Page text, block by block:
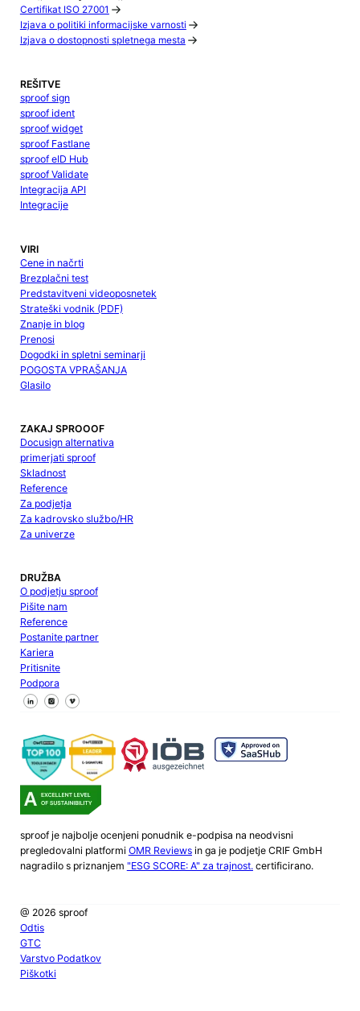
Certifikat ISO 27001
Izjava o politiki informacijske varnosti
Izjava o dostopnosti spletnega mesta
REŠITVE
sproof sign
sproof ident
sproof widget
sproof Fastlane
sproof eID Hub
sproof Validate
Integracija API
Integracije
VIRI
Cene in načrti
Brezplačni test
Predstavitveni videoposnetek
Strateški vodnik (PDF)
Znanje in blog
Prenosi
Dogodki in spletni seminarji
POGOSTA VPRAŠANJA
Glasilo
ZAKAJ SPROOOF
Docusign alternativa
primerjati sproof
Skladnost
Reference
Za podjetja
Za kadrovsko službo/HR
Za univerze
DRUŽBA
O podjetju sproof
Pišite nam
Reference
Postanite partner
Kariera
Pritisnite
Podpora
Sledite nam na Facebooku
Sledite nam na X
Sledite nam na LinkedInu
sproof je najbolje ocenjeni ponudnik e-podpisa na neodvisni
pregledovalni platformi OMR Reviewsin ga je podjetje CRIF GmbH
nagradilo s priznanjem "ESG SCORE: A" za trajnost. certificirano.
@ 2026 sproof
Odtis
GTC
Varstvo Podatkov
Piškotki